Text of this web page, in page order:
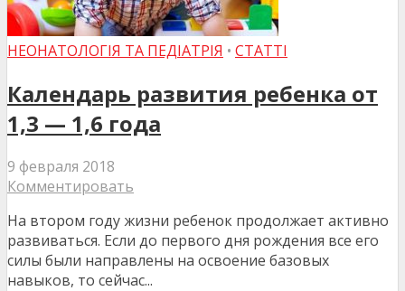
НЕОНАТОЛОГІЯ ТА ПЕДІАТРІЯ • СТАТТІ
Календарь развития ребенка от
1,3 — 1,6 года
9 февраля 2018
Комментировать
На втором году жизни ребенок продолжает активно
развиваться. Если до первого дня рождения все его
силы были направлены на освоение базовых
навыков, то сейчас...